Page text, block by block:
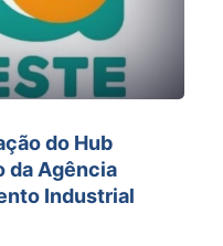
do Hub
da Agência
Industrial